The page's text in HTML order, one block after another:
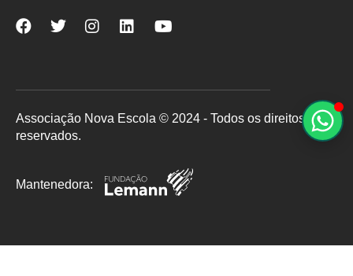
Nova
Facebook
Nova
Twitter
Nova
Instagram
Nova
LinkedInYouTube
Associação Nova Escola © 2024 - Todos os direitos
reservados.
Mantenedora: